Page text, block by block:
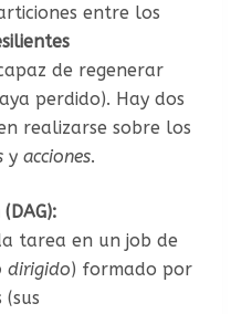
entre los
de regenerar
perdido). Hay dos
realizarse sobre los
y acciones.
tarea en un job de
dirigido) formado por
(sus